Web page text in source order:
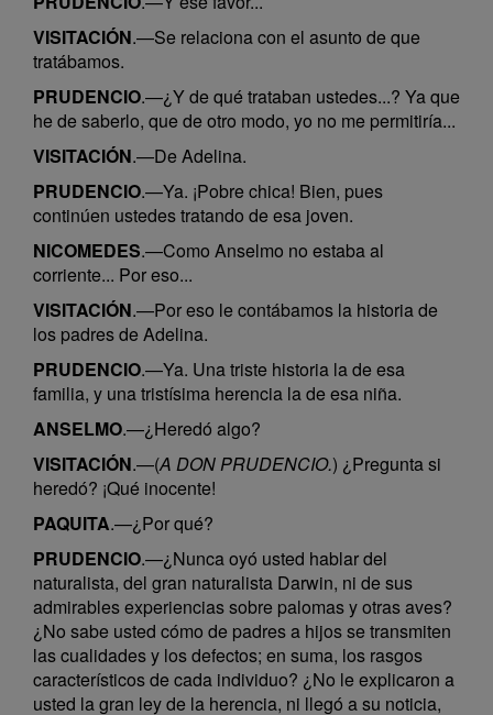
VISITACIÓN.—Se relaciona con el asunto de que
tratábamos.
PRUDENCIO.—¿Y de qué trataban ustedes...? Ya que
he de saberlo, que de otro modo, yo no me permitiría...
VISITACIÓN.—De Adelina.
PRUDENCIO.—Ya. ¡Pobre chica! Bien, pues
continúen ustedes tratando de esa joven.
NICOMEDES.—Como Anselmo no estaba al
corriente... Por eso...
VISITACIÓN.—Por eso le contábamos la historia de
los padres de Adelina.
PRUDENCIO.—Ya. Una triste historia la de esa
familia, y una tristísima herencia la de esa niña.
ANSELMO.—¿Heredó algo?
VISITACIÓN.—(A DON PRUDENCIO.) ¿Pregunta si
heredó? ¡Qué inocente!
PAQUITA.—¿Por qué?
PRUDENCIO.—¿Nunca oyó usted hablar del
naturalista, del gran naturalista Darwin, ni de sus
admirables experiencias sobre palomas y otras aves?
¿No sabe usted cómo de padres a hijos se transmiten
las cualidades y los defectos; en suma, los rasgos
característicos de cada individuo? ¿No le explicaron a
usted la gran ley de la herencia, ni llegó a su noticia,